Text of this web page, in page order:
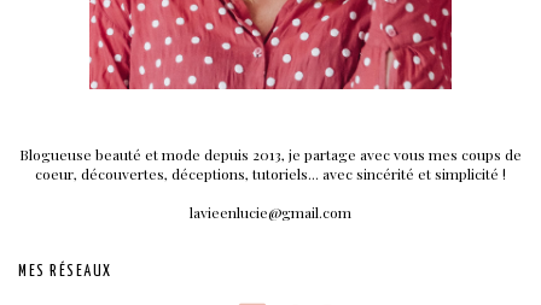
Blogueuse beauté et mode depuis 2013, je partage avec vous mes coups de
coeur, découvertes, déceptions, tutoriels... avec sincérité et simplicité !
lavieenlucie@gmail.com
MES RÉSEAUX